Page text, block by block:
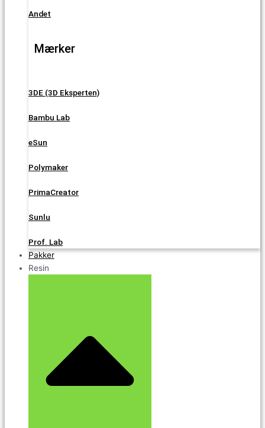
Andet
Mærker
3DE (3D Eksperten)
Bambu Lab
eSun
Polymaker
PrimaCreator
Sunlu
Prof. Lab
Pakker
Resin